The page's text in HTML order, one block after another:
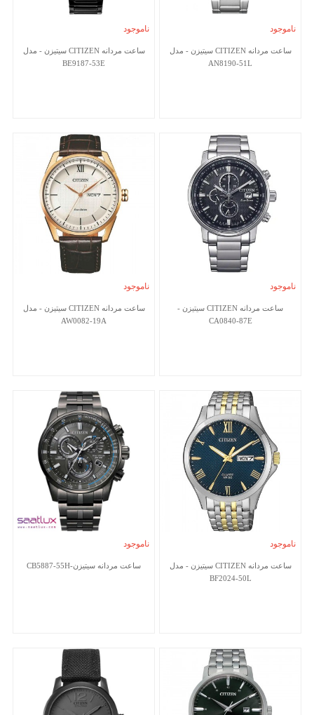
ناموجود
ساعت مردانه CITIZEN سیتیزن - مدل
AN8190-51L
ناموجود
ساعت مردانه CITIZEN سیتیزن - مدل
BE9187-53E
ناموجود
ساعت مردانه CITIZEN سیتیزن -
CA0840-87E
ناموجود
ساعت مردانه CITIZEN سیتیزن - مدل
AW0082-19A
ناموجود
ساعت مردانه CITIZEN سیتیزن - مدل
BF2024-50L
ناموجود
ساعت مردانه سیتیزن-CB5887-55H